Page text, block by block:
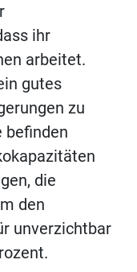
ihr
arbeitet.
gutes
zu
befinden
die
den
unverzichtbar